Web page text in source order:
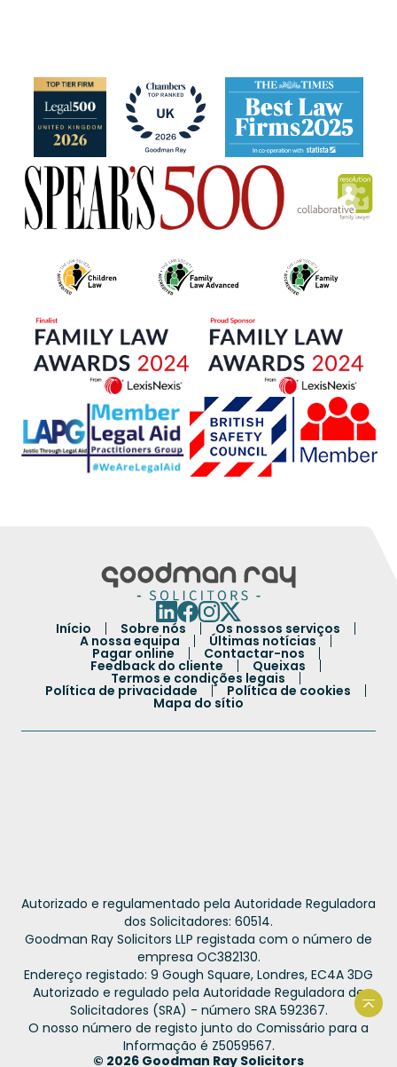
Início Sobre nós Os nossos serviços
A nossa equipa Últimas notícias
Pagar online Contactar-nos
Feedback do cliente Queixas
Termos e condições legais
Política de privacidade Política de cookies
Mapa do sítio
Autorizado e regulamentado pela Autoridade Reguladora
dos Solicitadores: 60514.
Goodman Ray Solicitors LLP registada com o número de
empresa OC382130.
Endereço registado: 9 Gough Square, Londres, EC4A 3DG
Autorizado e regulado pela Autoridade Reguladora de
Solicitadores (SRA) - número SRA 592367.
O nosso número de registo junto do Comissário para a
Informação é Z5059567.
© 2026 Goodman Ray Solicitors
English
Arabic
Bengali
Hindi
Urdu
Spanish